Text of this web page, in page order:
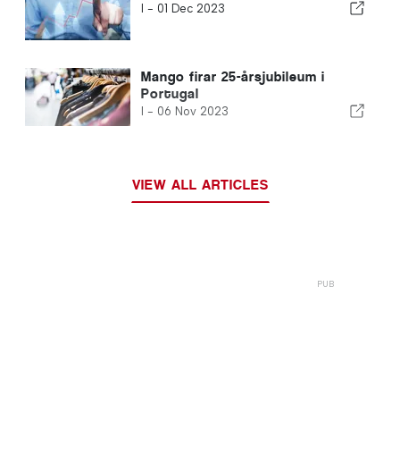
I - 01 Dec 2023
Mango firar 25-årsjubileum i
Portugal
I - 06 Nov 2023
VIEW ALL ARTICLES